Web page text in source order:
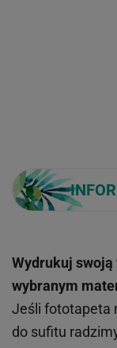
Wydrukuj
wybranym
Jeśli fototapeta
do sufitu